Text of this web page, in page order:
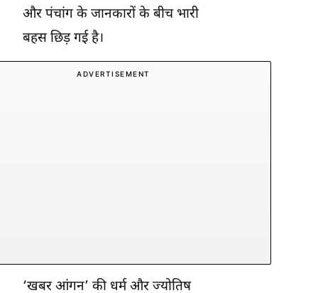
और पंचांग के जानकारों के बीच भारी
बहस छिड़ गई है।
ADVERTISEMENT
‘खबर आंगन’ की धर्म और ज्योतिष